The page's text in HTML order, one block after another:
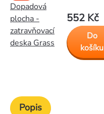
Dopadová
plocha -
zatravňovací
deska Grass
552 Kč
Do
košíku
Popis